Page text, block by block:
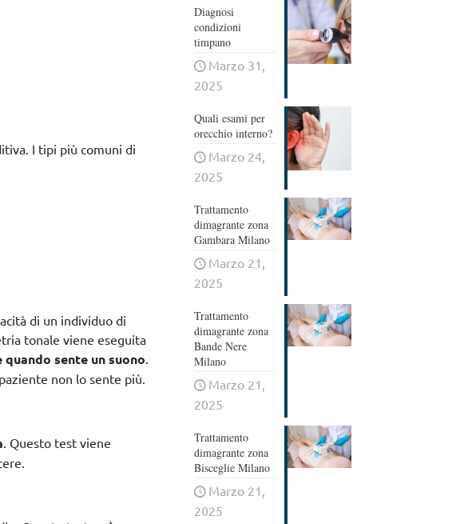
I tipi più comuni di
di un individuo di
tonale viene eseguita
sente un suono
non lo sente più.
. Questo test viene
Diagnosi
condizioni
timpano
Marzo 31,
2025
Quali esami per
orecchio interno?
Marzo 24,
2025
Trattamento
dimagrante zona
Gambara Milano
Marzo 21,
2025
Trattamento
dimagrante zona
Bande Nere
Milano
Marzo 21,
2025
Trattamento
dimagrante zona
Bisceglie Milano
Marzo 21,
2025